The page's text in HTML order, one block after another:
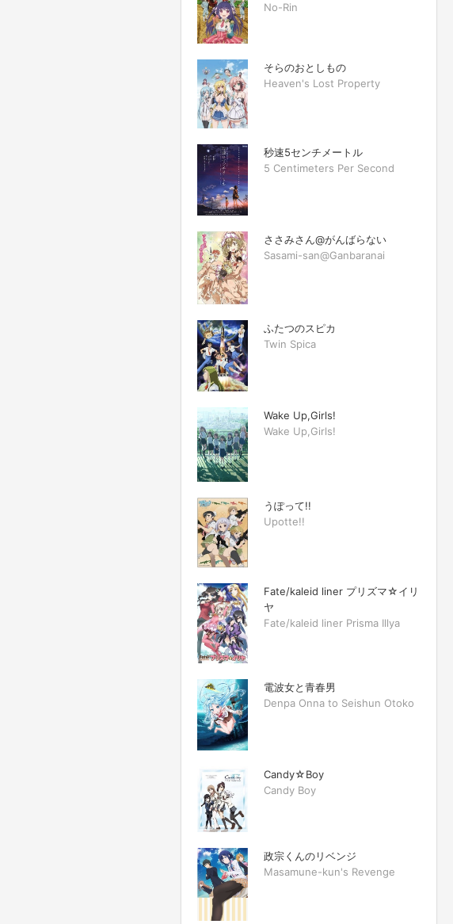
No-Rin
そらのおとしもの
Heaven's Lost Property
秒速5センチメートル
5 Centimeters Per Second
ささみさん@がんばらない
Sasami-san@Ganbaranai
ふたつのスピカ
Twin Spica
Wake Up,Girls!
Wake Up,Girls!
うぽって!!
Upotte!!
Fate/kaleid liner プリズマ☆イリ
ヤ
Fate/kaleid liner Prisma Illya
電波女と青春男
Denpa Onna to Seishun Otoko
Candy☆Boy
Candy Boy
政宗くんのリベンジ
Masamune-kun's Revenge